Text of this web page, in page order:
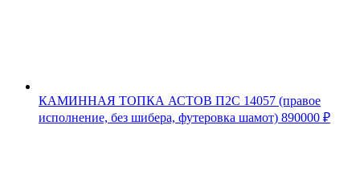
КАМИННАЯ ТОПКА АСТОВ П2С 14057 (правое
исполнение, без шибера, футеровка шамот) 890000 ₽